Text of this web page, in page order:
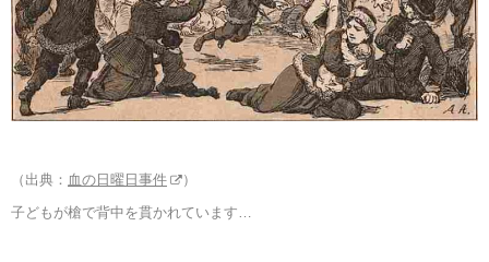
（出典： 血の日曜日事件
）
子どもが槍で背中を貫かれています…